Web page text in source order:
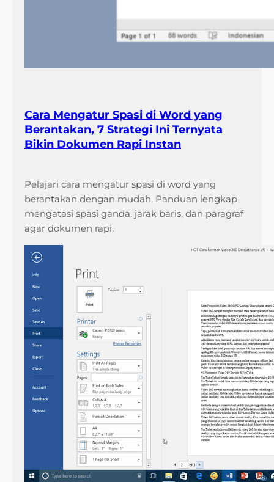
Cara Mengatur Spasi di Word yang
Berantakan, 7 Strategi Ini Ternyata
Bikin Dokumen Rapi Instan
Pelajari cara mengatur spasi di word yang
berantakan dengan mudah. Panduan lengkap
mengatasi spasi ganda, jarak baris, dan paragraf
agar dokumen rapi.